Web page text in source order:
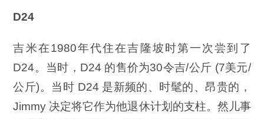
D24
吉米在1980年代住在吉隆坡时第一次尝到了
D24。当时，D24 的售价为30令吉/公斤 (7美元/
公斤)。当时 D24 是新频的、时髦的、昂贵的，
Jimmy 决定将它作为他退休计划的支柱。然儿事